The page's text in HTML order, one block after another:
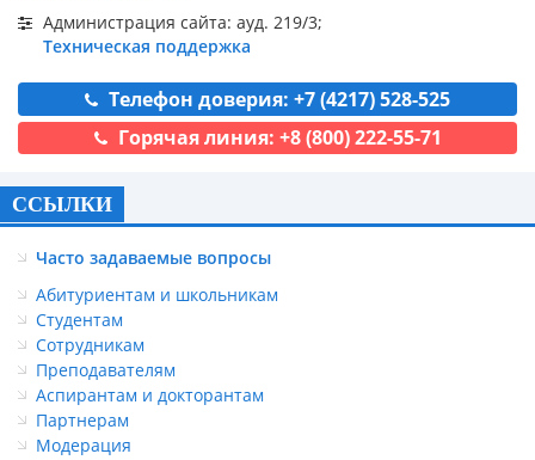
Администрация сайта: ауд. 219/3;
Техническая поддержка
Телефон доверия: +7 (4217) 528-525
Горячая линия: +8 (800) 222-55-71
ССЫЛКИ
Часто задаваемые вопросы
Абитуриентам и школьникам
Студентам
Сотрудникам
Преподавателям
Аспирантам и докторантам
Партнерам
Модерация